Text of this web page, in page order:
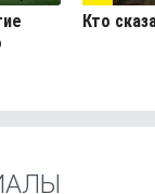
Кто